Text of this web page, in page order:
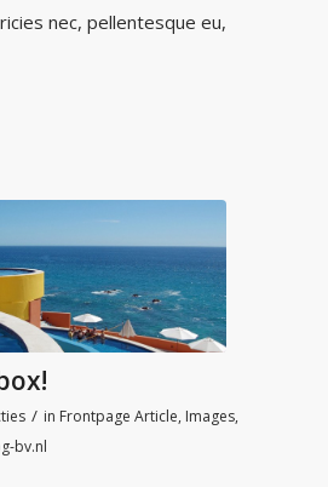
nec, pellentesque eu,
/ in Frontpage Article, Images,
bv.nl